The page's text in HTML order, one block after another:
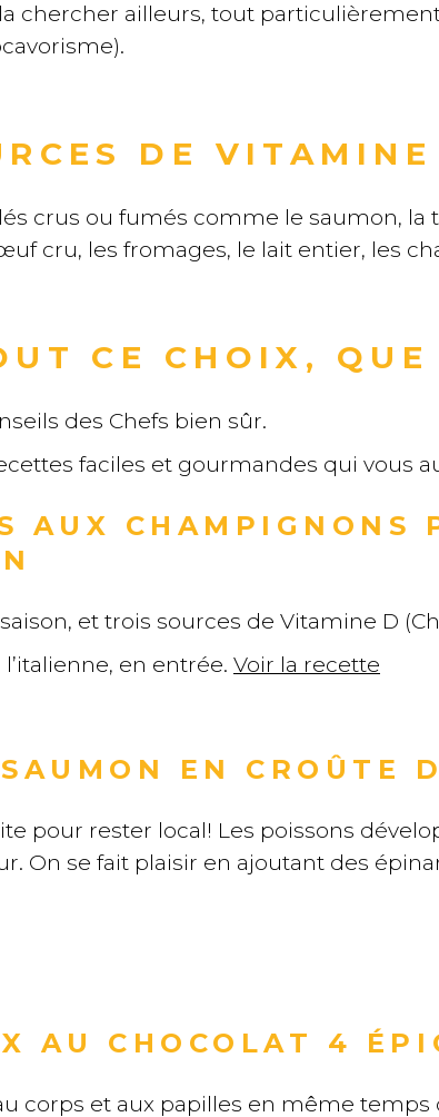
chercher ailleurs, tout
DE
crus ou fumés comme le saumon, la
cru, les fromages, le lait entier, les
CE CHOIX,
des Chefs bien sûr.
faciles et gourmandes qui vous
AUX CHAMPIGNONS
et trois sources de Vitamine D
en entrée. Voir la recette
EN CROÛTE
pour rester local! Les poissons
On se fait plaisir en ajoutant des
AU CHOCOLAT 4
corps et aux papilles en même temps